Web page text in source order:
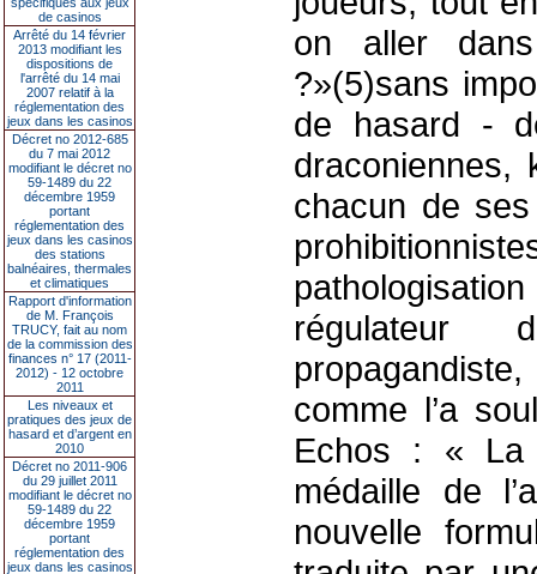
de casinos
Arrêté du 14 février
2013 modifiant les
dispositions de
l'arrêté du 14 mai
2007 relatif à la
réglementation des
jeux dans les casinos
Décret no 2012-685
du 7 mai 2012
modifiant le décret no
59-1489 du 22
décembre 1959
portant
réglementation des
jeux dans les casinos
des stations
balnéaires, thermales
et climatiques
Rapport d'information
de M. François
TRUCY, fait au nom
de la commission des
finances n° 17 (2011-
2012) - 12 octobre
2011
Les niveaux et
pratiques des jeux de
hasard et d’argent en
2010
Décret no 2011-906
du 29 juillet 2011
modifiant le décret no
59-1489 du 22
décembre 1959
portant
réglementation des
jeux dans les casinos
on aller
?»(5)sans
de hasard -
draconiennes,
chacun de
régulateur
comme l’a
Echos : «
médaille de
nouvelle